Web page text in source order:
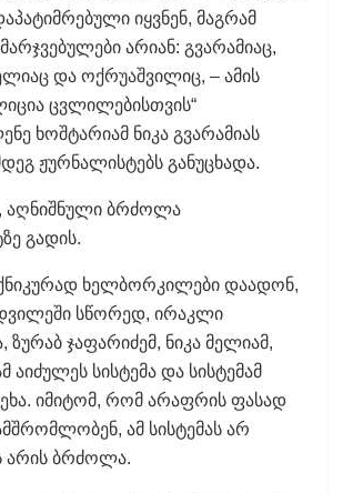
იყვნენ, მაგრამ
არიან: გვარამიაც,
და ოქრუაშვილიც, – ამის
ცვლილებისთვის“
ხოშტარიამ ნიკა გვარამიას
ჟურნალისტებს განუცხადა.
აღნიშნული ბრძოლა
გადის.
ხელბორკილები დაადონ,
სწორედ, ირაკლი
ჯაფარიძემ, ნიკა მელიამ,
აიძულეს სისტემა და სისტემამ
იმიტომ, რომ არაფრის ფასად
ამ სისტემას არ
არის ბრძოლა.